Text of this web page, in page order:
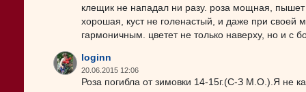
клещик не нападал ни разу. роза мощная, пышет
хорошая, куст не голенастый, и даже при своей
гармоничным. цветет не только наверху, но и с
loginn
20.06.2015 12:06
Роза погибла от зимовки 14-15г.(С-З М.О.).Я не